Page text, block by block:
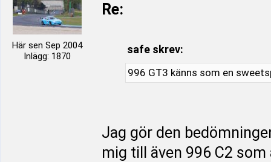
Här sen Sep 2004
Inlägg: 1870
Re:
safe skrev:
996 GT3 känns som en
Jag gör den
mig till även 996 C2